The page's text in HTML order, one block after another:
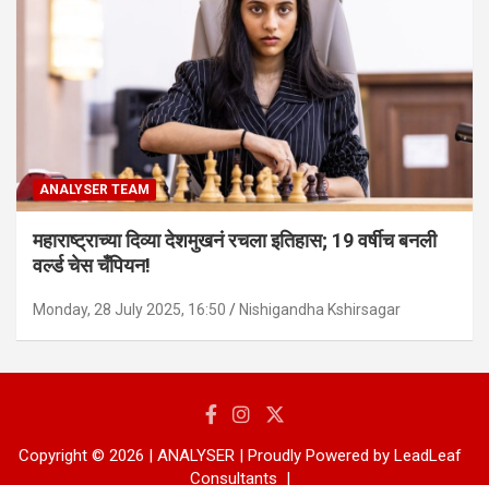
ANALYSER TEAM
महाराष्ट्राच्या दिव्या देशमुखनं रचला इतिहास; 19 वर्षीच बनली
वर्ल्ड चेस चँपियन!
Monday, 28 July 2025, 16:50 Nishigandha Kshirsagar
Copyright © 2026 | ANALYSER | Proudly Powered by LeadLeaf
Consultants